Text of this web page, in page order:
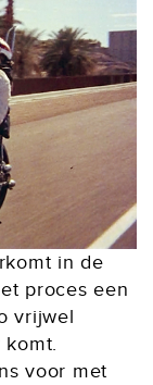
in de
proces een
vrijwel
voor met